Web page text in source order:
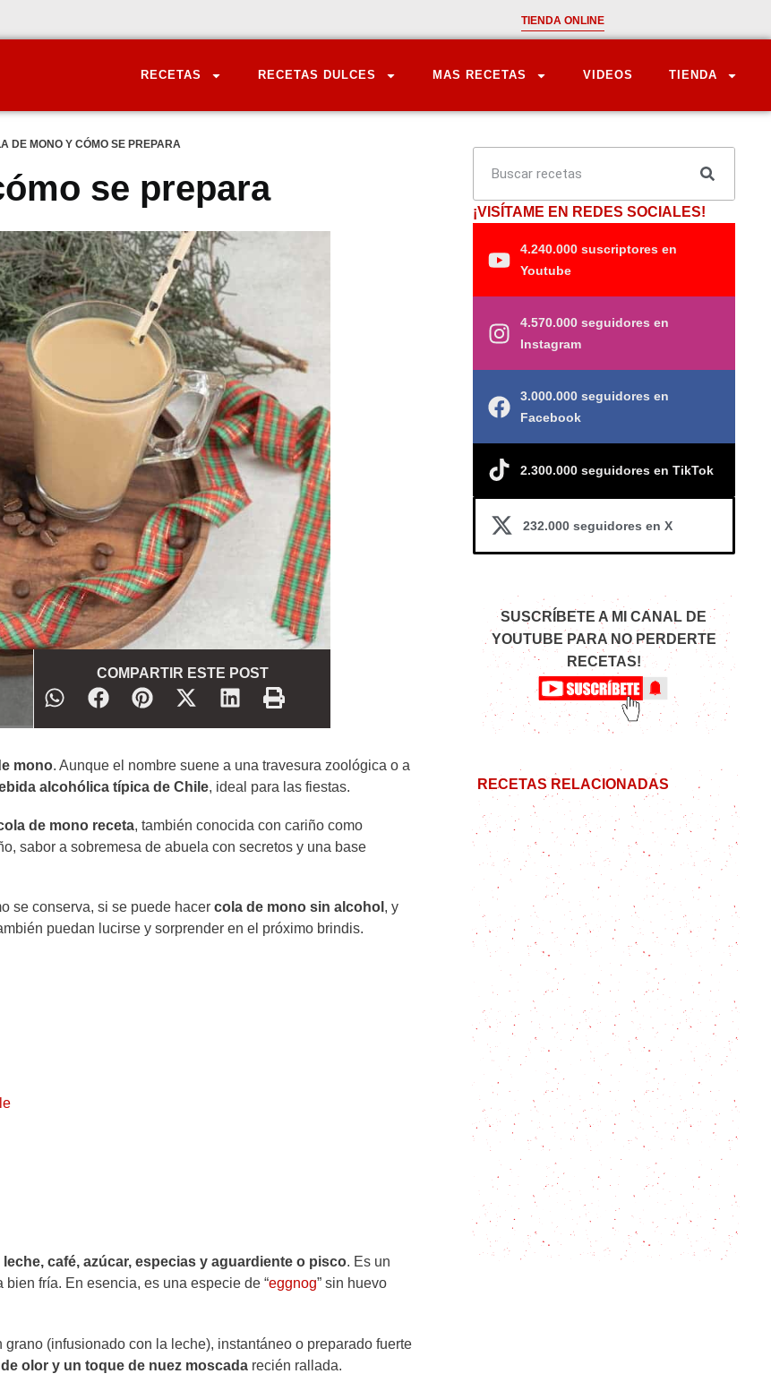
TIENDA ONLINE
RECETAS RECETAS DULCES MAS RECETAS VIDEOS TIENDA
DE MONO Y CÓMO SE PREPARA
se prepara
COMPARTIR ESTE POST
mono. Aunque el nombre suene a una travesura zoológica o a
alcohólica típica de Chile, ideal para las fiestas.
de mono receta, también conocida con cariño como
sabor a sobremesa de abuela con secretos y una base
se conserva, si se puede hacer cola de mono sin alcohol , y
puedan lucirse y sorprender en el próximo brindis.
café, azúcar, especias y aguardiente o pisco. Es un
fría. En esencia, es una especie de “eggnog” sin huevo
(infusionado con la leche), instantáneo o preparado fuerte
olor y un toque de nuez moscada recién rallada.
¡VISÍTAME EN REDES SOCIALES!
4.240.000 suscriptores en
Youtube
4.570.000 seguidores en
Instagram
3.000.000 seguidores en
Facebook
2.300.000 seguidores en TikTok
232.000 seguidores en X
SUSCRÍBETE A MI CANAL DE
YOUTUBE PARA NO PERDERTE
RECETAS!
RECETAS RELACIONADAS
Cómo cocinar espinacas al vapor
(¡sin hacer tanto lío!)
Una receta de Salsa Inglesa tan
fácil y rápida que no lo vas a poder
creer
Rebujito, famoso y tradicional
cóctel español
Cómo hacer un Espresso Martini
perfecto: ingredientes, trucos y
consejos
Caipiriña o Caipirinha, aprendé a
preparar la receta brasilera original
Pantera Rosa bebida: El cóctel que
atrae todas las miradas